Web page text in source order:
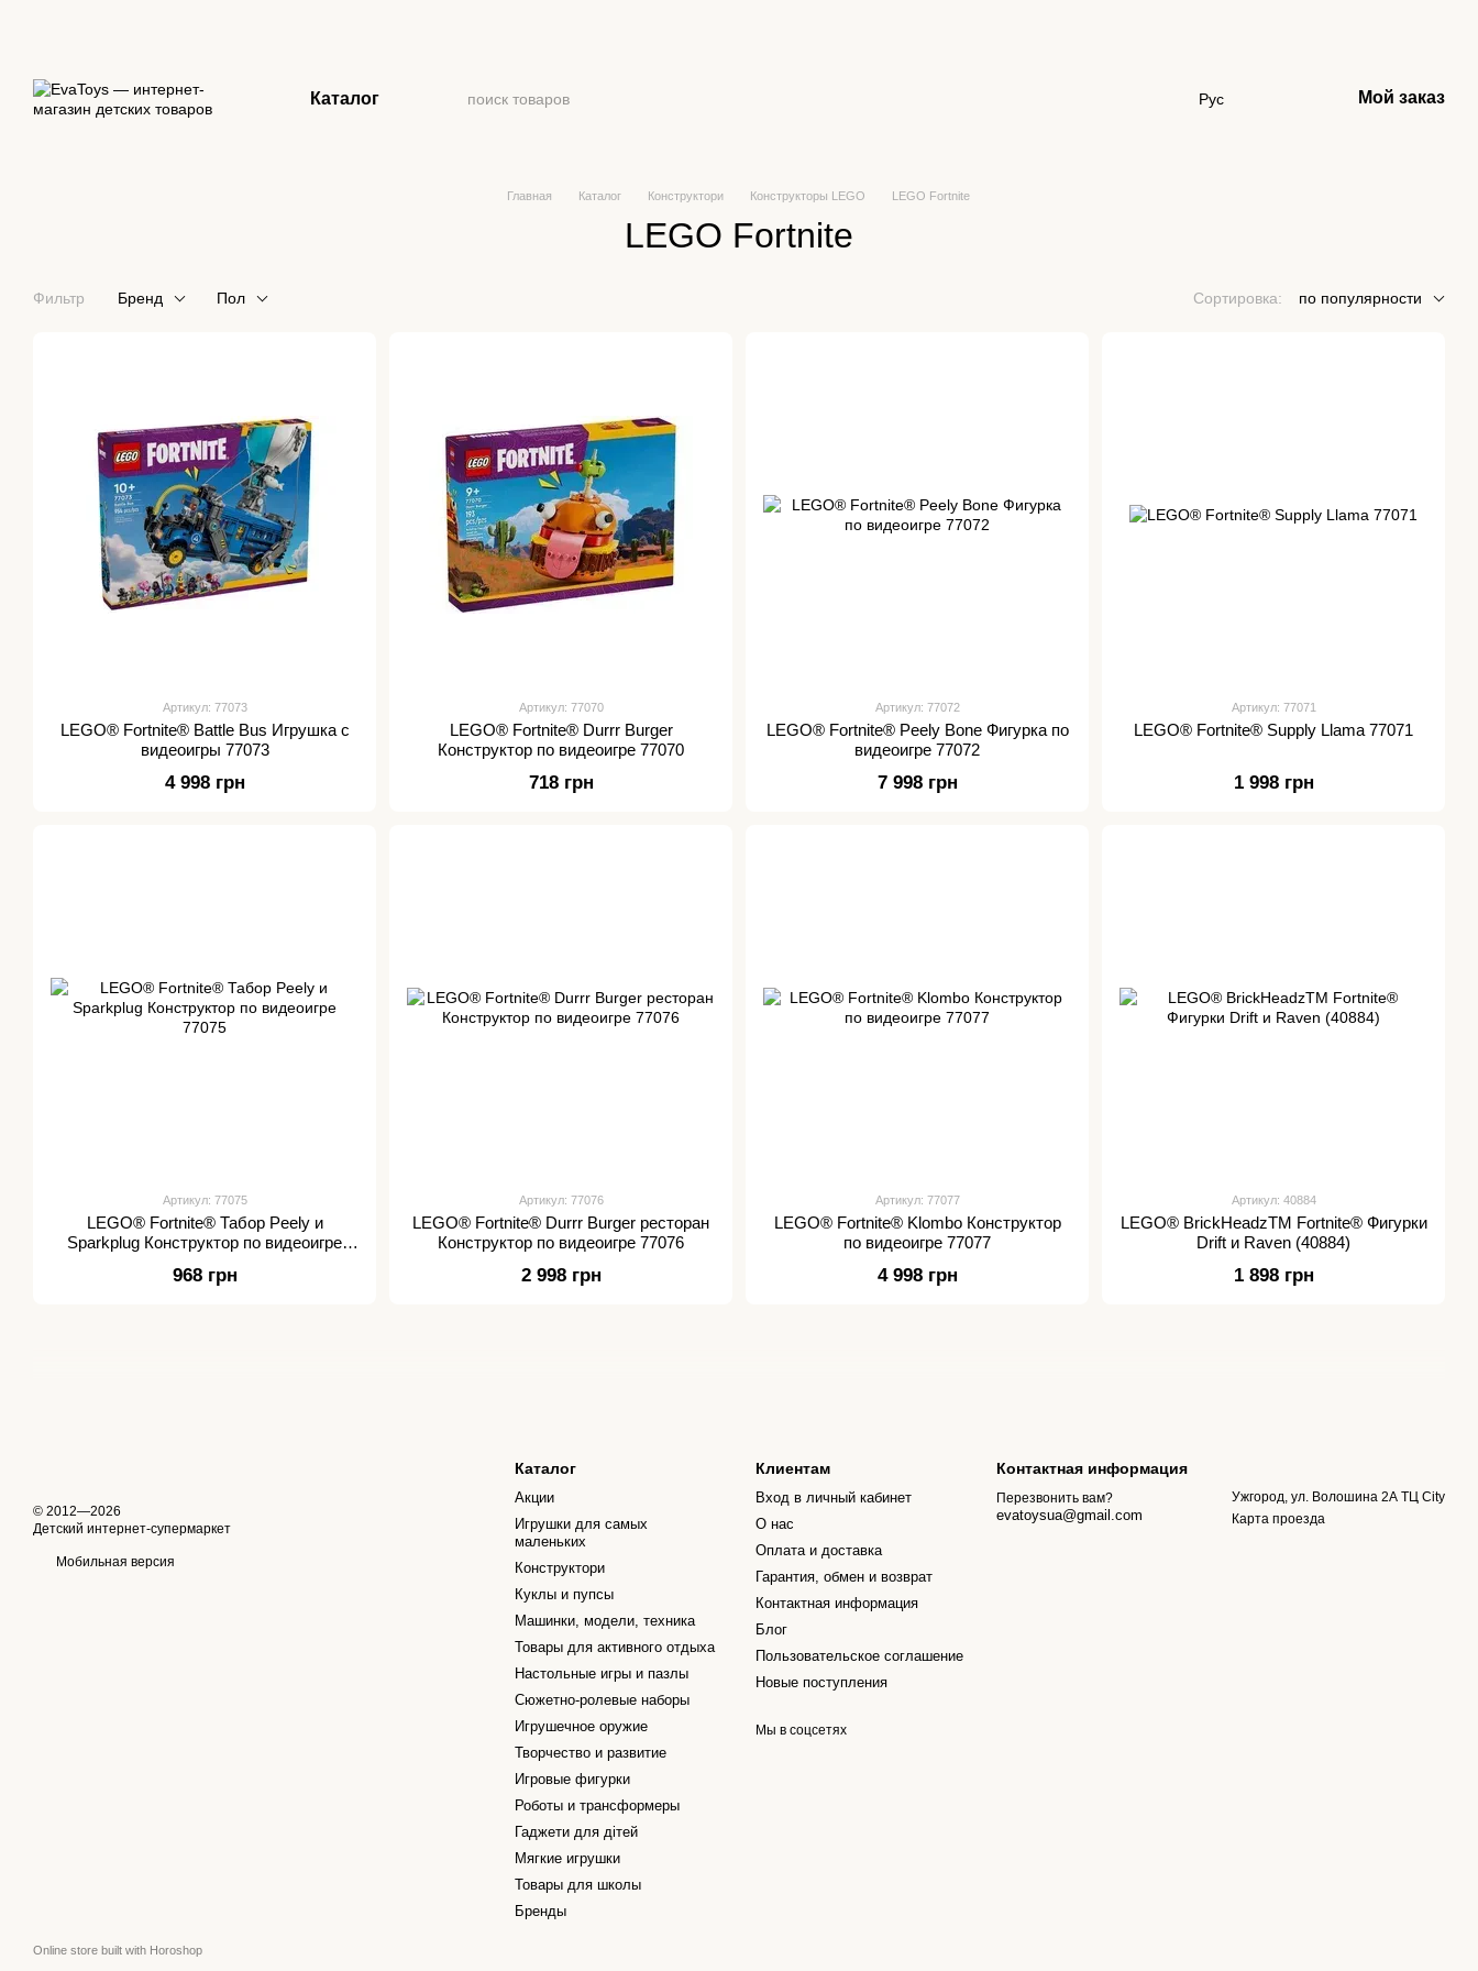
Каталог Рус Мой заказ
Главная Каталог Конструктори Конструкторы LEGO LEGO Fortnite
LEGO Fortnite
Фильтр Бренд Пол Сортировка: по популярности
Артикул: 77073
LEGO® Fortnite® Battle Bus Игрушка с
видеоигры 77073
4 998 грн
Артикул: 77070
LEGO® Fortnite® Durrr Burger
Конструктор по видеоигре 77070
718 грн
Артикул: 77072
LEGO® Fortnite® Peely Bone Фигурка по
видеоигре 77072
7 998 грн
Артикул: 77071
LEGO® Fortnite® Supply Llama 77071
1 998 грн
Артикул: 77075
LEGO® Fortnite® Табор Peely и
Sparkplug Конструктор по видеоигре
968 грн
Артикул: 77076
LEGO® Fortnite® Durrr Burger ресторан
Конструктор по видеоигре 77076
2 998 грн
Артикул: 77077
LEGO® Fortnite® Klombo Конструктор
по видеоигре 77077
4 998 грн
Артикул: 40884
LEGO® BrickHeadzTM Fortnite® Фигурки
Drift и Raven (40884)
1 898 грн
© 2012—2026
Детский интернет-супермаркет
Мобильная версия
Online store built with Horoshop
Каталог
Акции
Игрушки для самых
маленьких
Конструктори
Куклы и пупсы
Машинки, модели, техника
Товары для активного отдыха
Настольные игры и пазлы
Сюжетно-ролевые наборы
Игрушечное оружие
Творчество и развитие
Игровые фигурки
Роботы и трансформеры
Гаджети для дітей
Мягкие игрушки
Товары для школы
Бренды
Клиентам
Вход в личный кабинет
О нас
Оплата и доставка
Гарантия, обмен и возврат
Контактная информация
Блог
Пользовательское соглашение
Новые поступления
Мы в соцсетях
Контактная информация
Перезвонить вам?
evatoysua@gmail.com
Ужгород, ул. Волошина 2А ТЦ City
Карта проезда